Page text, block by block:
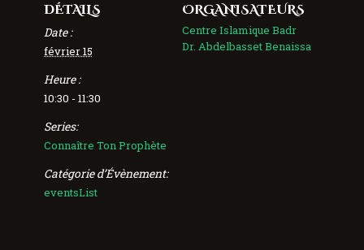
DÉTAILS
Date :
février 15
Heure :
10:30 - 11:30
Series:
Connaître Ton Prophète
Catégorie d’Évènement:
eventsList
ORGANISATEURS
Centre Islamique Badr
Dr. Abdelbasset Benaissa